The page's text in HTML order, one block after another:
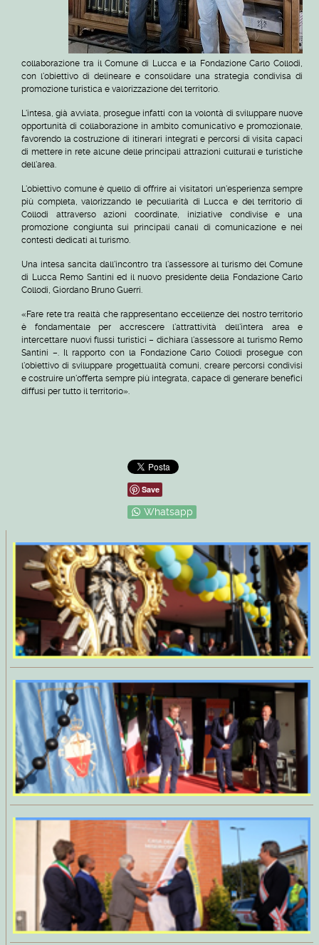
collaborazione tra il Comune di Lucca e la Fondazione Carlo Collodi,
con l'obiettivo di delineare e consolidare una strategia condivisa di
promozione turistica e valorizzazione del territorio.
L'intesa, già avviata, prosegue infatti con la volontà di sviluppare nuove
opportunità di collaborazione in ambito comunicativo e promozionale,
favorendo la costruzione di itinerari integrati e percorsi di visita capaci
di mettere in rete alcune delle principali attrazioni culturali e turistiche
dell'area.
L'obiettivo comune è quello di offrire ai visitatori un'esperienza sempre
più completa, valorizzando le peculiarità di Lucca e del territorio di
Collodi attraverso azioni coordinate, iniziative condivise e una
promozione congiunta sui principali canali di comunicazione e nei
contesti dedicati al turismo.
Una intesa sancita dall'incontro tra l'assessore al turismo del Comune
di Lucca Remo Santini ed il nuovo presidente della Fondazione Carlo
Collodi, Giordano Bruno Guerri.
«Fare rete tra realtà che rappresentano eccellenze del nostro territorio
è fondamentale per accrescere l'attrattività dell'intera area e
intercettare nuovi flussi turistici – dichiara l'assessore al turismo Remo
Santini –. Il rapporto con la Fondazione Carlo Collodi prosegue con
l'obiettivo di sviluppare progettualità comuni, creare percorsi condivisi
e costruire un'offerta sempre più integrata, capace di generare benefici
diffusi per tutto il territorio».
Save
Whatsapp